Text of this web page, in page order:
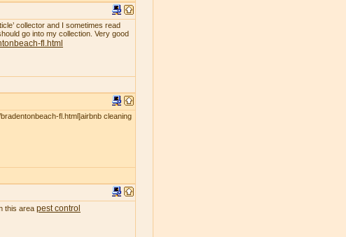
collector and I sometimes read
go into my collection. Very good
fl.html
fl.html]airbnb cleaning
this area pest control